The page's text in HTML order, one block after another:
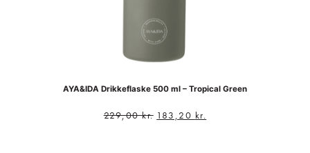
AYA&IDA Drikkeflaske 500 ml – Tropical Green
229,00kr. 183,20 kr.